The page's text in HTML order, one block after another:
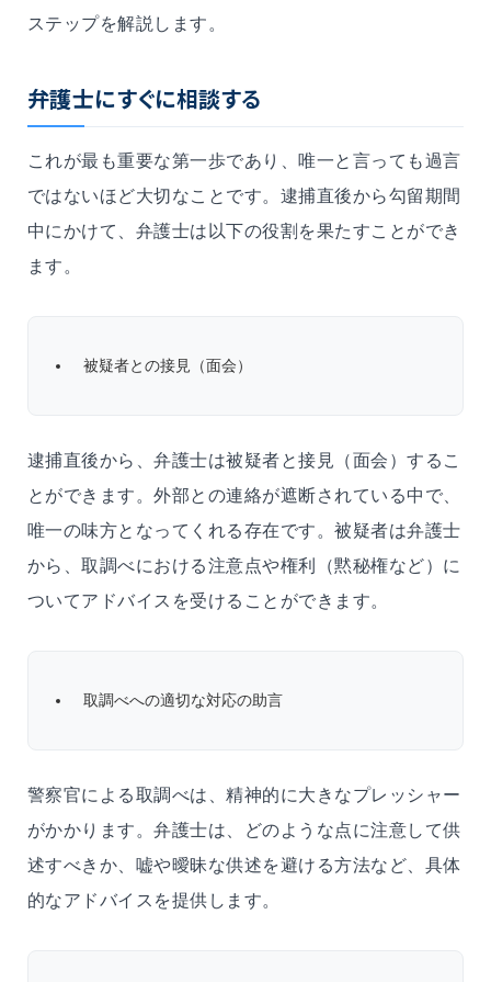
ステップを解説します。
弁護士にすぐに相談する
これが最も重要な第一歩であり、唯一と言っても過言
ではないほど大切なことです。逮捕直後から勾留期間
中にかけて、弁護士は以下の役割を果たすことができ
ます。
被疑者との接見（面会）
逮捕直後から、弁護士は被疑者と接見（面会）するこ
とができます。外部との連絡が遮断されている中で、
唯一の味方となってくれる存在です。被疑者は弁護士
から、取調べにおける注意点や権利（黙秘権など）に
ついてアドバイスを受けることができます。
取調べへの適切な対応の助言
警察官による取調べは、精神的に大きなプレッシャー
がかかります。弁護士は、どのような点に注意して供
述すべきか、嘘や曖昧な供述を避ける方法など、具体
的なアドバイスを提供します。